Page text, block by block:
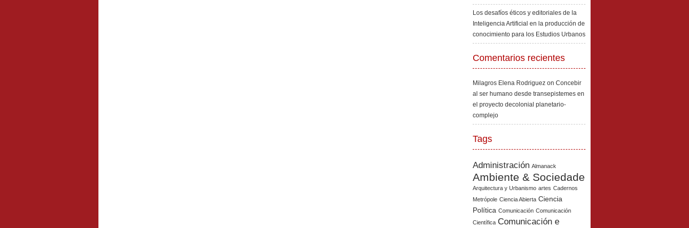
Los desafíos éticos y editoriales de la
Inteligencia Artificial en la producción de
conocimiento para los Estudios Urbanos
Comentarios recientes
Milagros Elena Rodriguez on Concebir
al ser humano desde transepistemes en
el proyecto decolonial planetario-
complejo
Tags
Administración Almanack
Ambiente & Sociedade
Arquitectura y Urbanismo artes Cadernos
Metrópole Ciencia Abierta Ciencia
Política Comunicación Comunicación
Científica Comunicación e